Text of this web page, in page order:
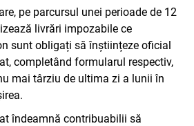
pe parcursul unei perioade de 12
livrări impozabile ce
sunt obligați să înștiințeze oficial
completând formularul respectiv,
mai târziu de ultima zi a lunii în
îndeamnă contribuabilii să